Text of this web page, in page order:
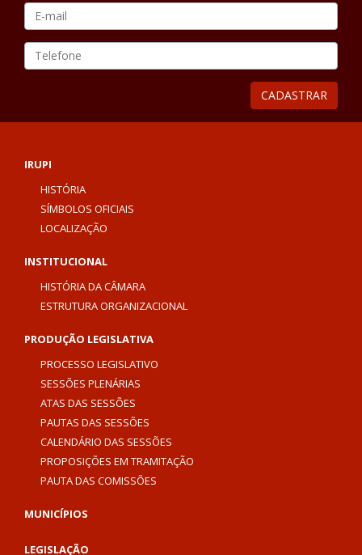
E-
mail
CADASTRAR
IRUPI
HISTÓRIA
SÍMBOLOS OFICIAIS
LOCALIZAÇÃO
INSTITUCIONAL
HISTÓRIA DA CÂMARA
ESTRUTURA ORGANIZACIONAL
PRODUÇÃO LEGISLATIVA
PROCESSO LEGISLATIVO
SESSÕES PLENÁRIAS
ATAS DAS SESSÕES
PAUTAS DAS SESSÕES
CALENDÁRIO DAS SESSÕES
PROPOSIÇÕES EM TRAMITAÇÃO
PAUTA DAS COMISSÕES
MUNICÍPIOS
LEGISLAÇÃO